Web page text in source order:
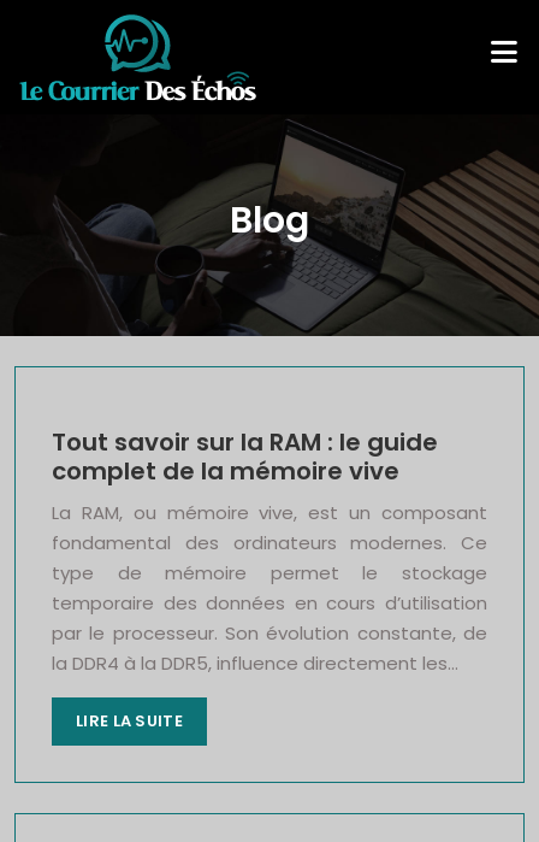
Blog
Tout savoir sur la RAM : le guide
complet de la mémoire vive
La RAM, ou mémoire vive, est un composant
fondamental des ordinateurs modernes. Ce
type de mémoire permet le stockage
temporaire des données en cours d’utilisation
par le processeur. Son évolution constante, de
la DDR4 à la DDR5, influence directement les…
LIRE LA SUITE